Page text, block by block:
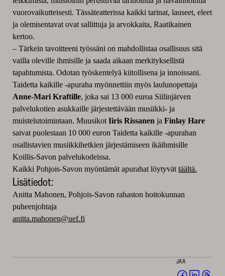
vuorovaikutteisesti. Tässäteatterissa kaikki tarinat, lauseet, eleet
ja olemisentavat ovat sallittuja ja arvokkaita, Raatikainen
kertoo.
– Tärkein tavoitteeni työssäni on mahdollistaa osallisuus sitä
vailla oleville ihmisille ja saada aikaan merkityksellistä
tapahtumista. Odotan työskentelyä kiitollisena ja innoissani.
Taidetta kaikille -apuraha myönnettiin myös laulunopettaja
Anne-Mari Kraftille, joka sai 13 000 euroa Siilinjärven
palvelukotien asukkaille järjestettävään musiikki- ja
muistelutoimintaan. Muusikot Iiris Rissanen ja Finlay Hare
saivat puolestaan 10 000 euron Taidetta kaikille -apurahan
osallistavien musiikkihetkien järjestämiseen ikäihmisille
Koillis-Savon palvelukodeissa.
Kaikki Pohjois-Savon myöntämät apurahat löytyvät täältä.
Lisätiedot:
Anitta Mahonen, Pohjois-Savon rahaston hoitokunnan
puheenjohtaja
anitta.mahonen@uef.fi
JAA